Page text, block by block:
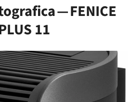
— FENICE
11